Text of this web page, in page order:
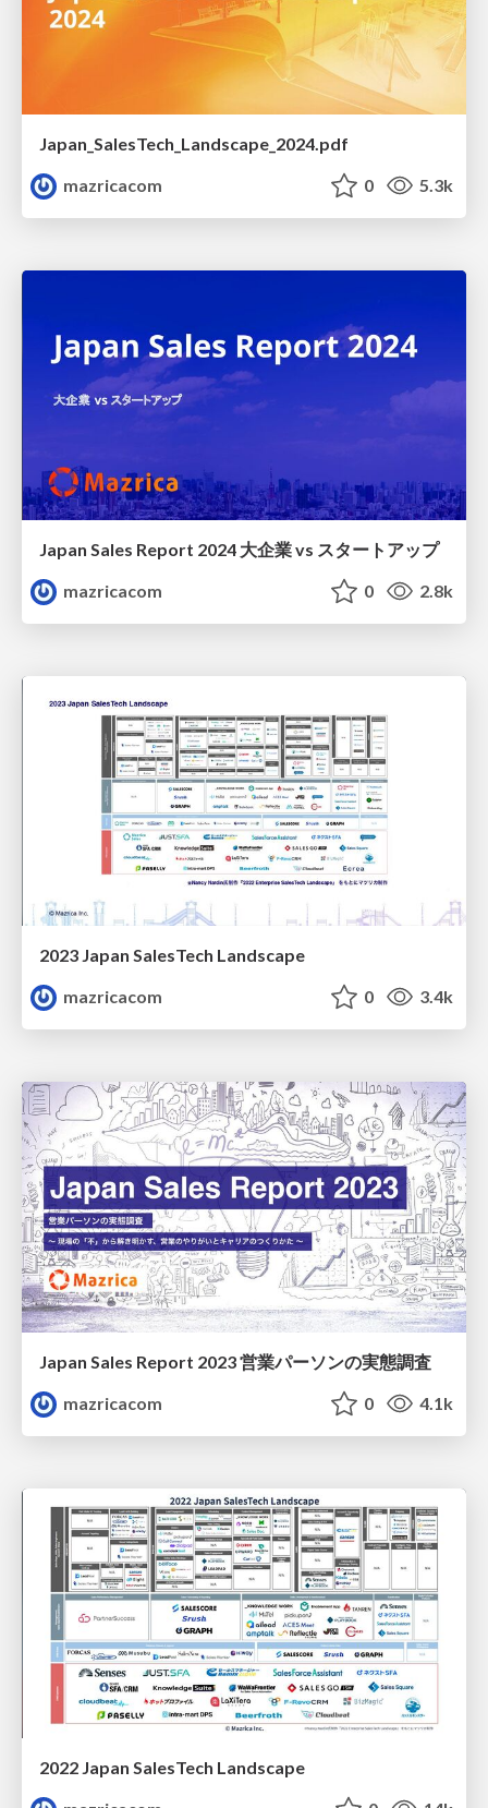
Japan_SalesTech_Landscape_2024.pdf
mazricacom
0 5.3k
Japan Sales Report 2024 大企業 vs スタートアップ
mazricacom
0 2.8k
2023 Japan SalesTech Landscape
mazricacom
0 3.4k
Japan Sales Report 2023 営業パーソンの実態調査
mazricacom
0 4.1k
2022 Japan SalesTech Landscape